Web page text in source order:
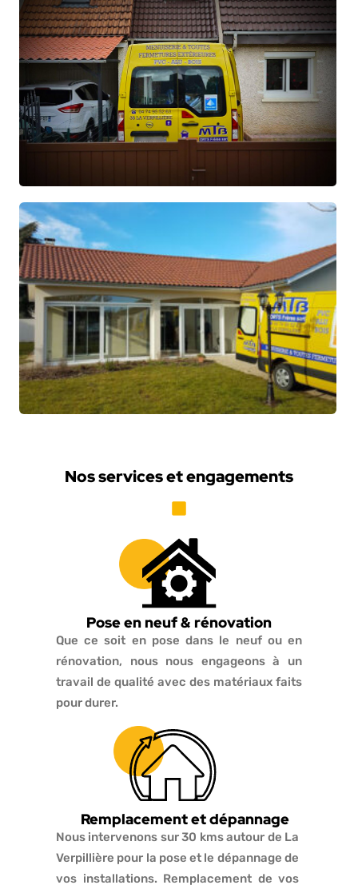
Nos services et engagements
Pose en neuf & rénovation
Que ce soit en pose dans le neuf ou en
rénovation, nous nous engageons à un
travail de qualité avec des matériaux faits
pour durer.
Remplacement et dépannage
Nous intervenons sur 30 kms autour de La
Verpillière pour la pose et le dépannage de
vos installations. Remplacement de vos